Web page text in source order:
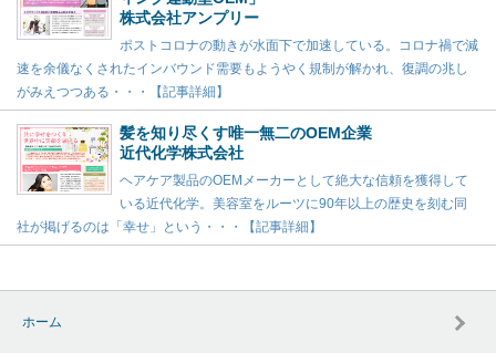
株式会社アンプリー
ポストコロナの動きが水面下で加速している。コロナ禍で減
速を余儀なくされたインバウンド需要もようやく規制が解かれ、復調の兆し
がみえつつある・・・【記事詳細】
髪を知り尽くす唯一無二のOEM企業
近代化学株式会社
ヘアケア製品のOEMメーカーとして絶大な信頼を獲得して
いる近代化学。美容室をルーツに90年以上の歴史を刻む同
社が掲げるのは「幸せ」という・・・【記事詳細】
ホーム